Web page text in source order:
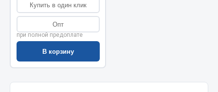
Запчасти КамАЗ
Двигатель
Система питания
Купить в один клик
Опт
при полной предоплате
В корзину